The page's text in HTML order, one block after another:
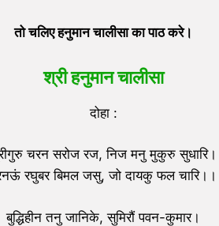
तो चलिए हनुमान चालीसा का पाठ करे।
श्री हनुमान चालीसा
दोहा :
चरन सरोज रज, निज मनु मुकुरु सुधारि।
रघुबर बिमल जसु, जो दायकु फल चारि।।
बुद्धिहीन तनु जानिके, सुमिरौं पवन-कुमार।